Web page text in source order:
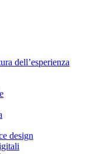
dell’esperienza
design